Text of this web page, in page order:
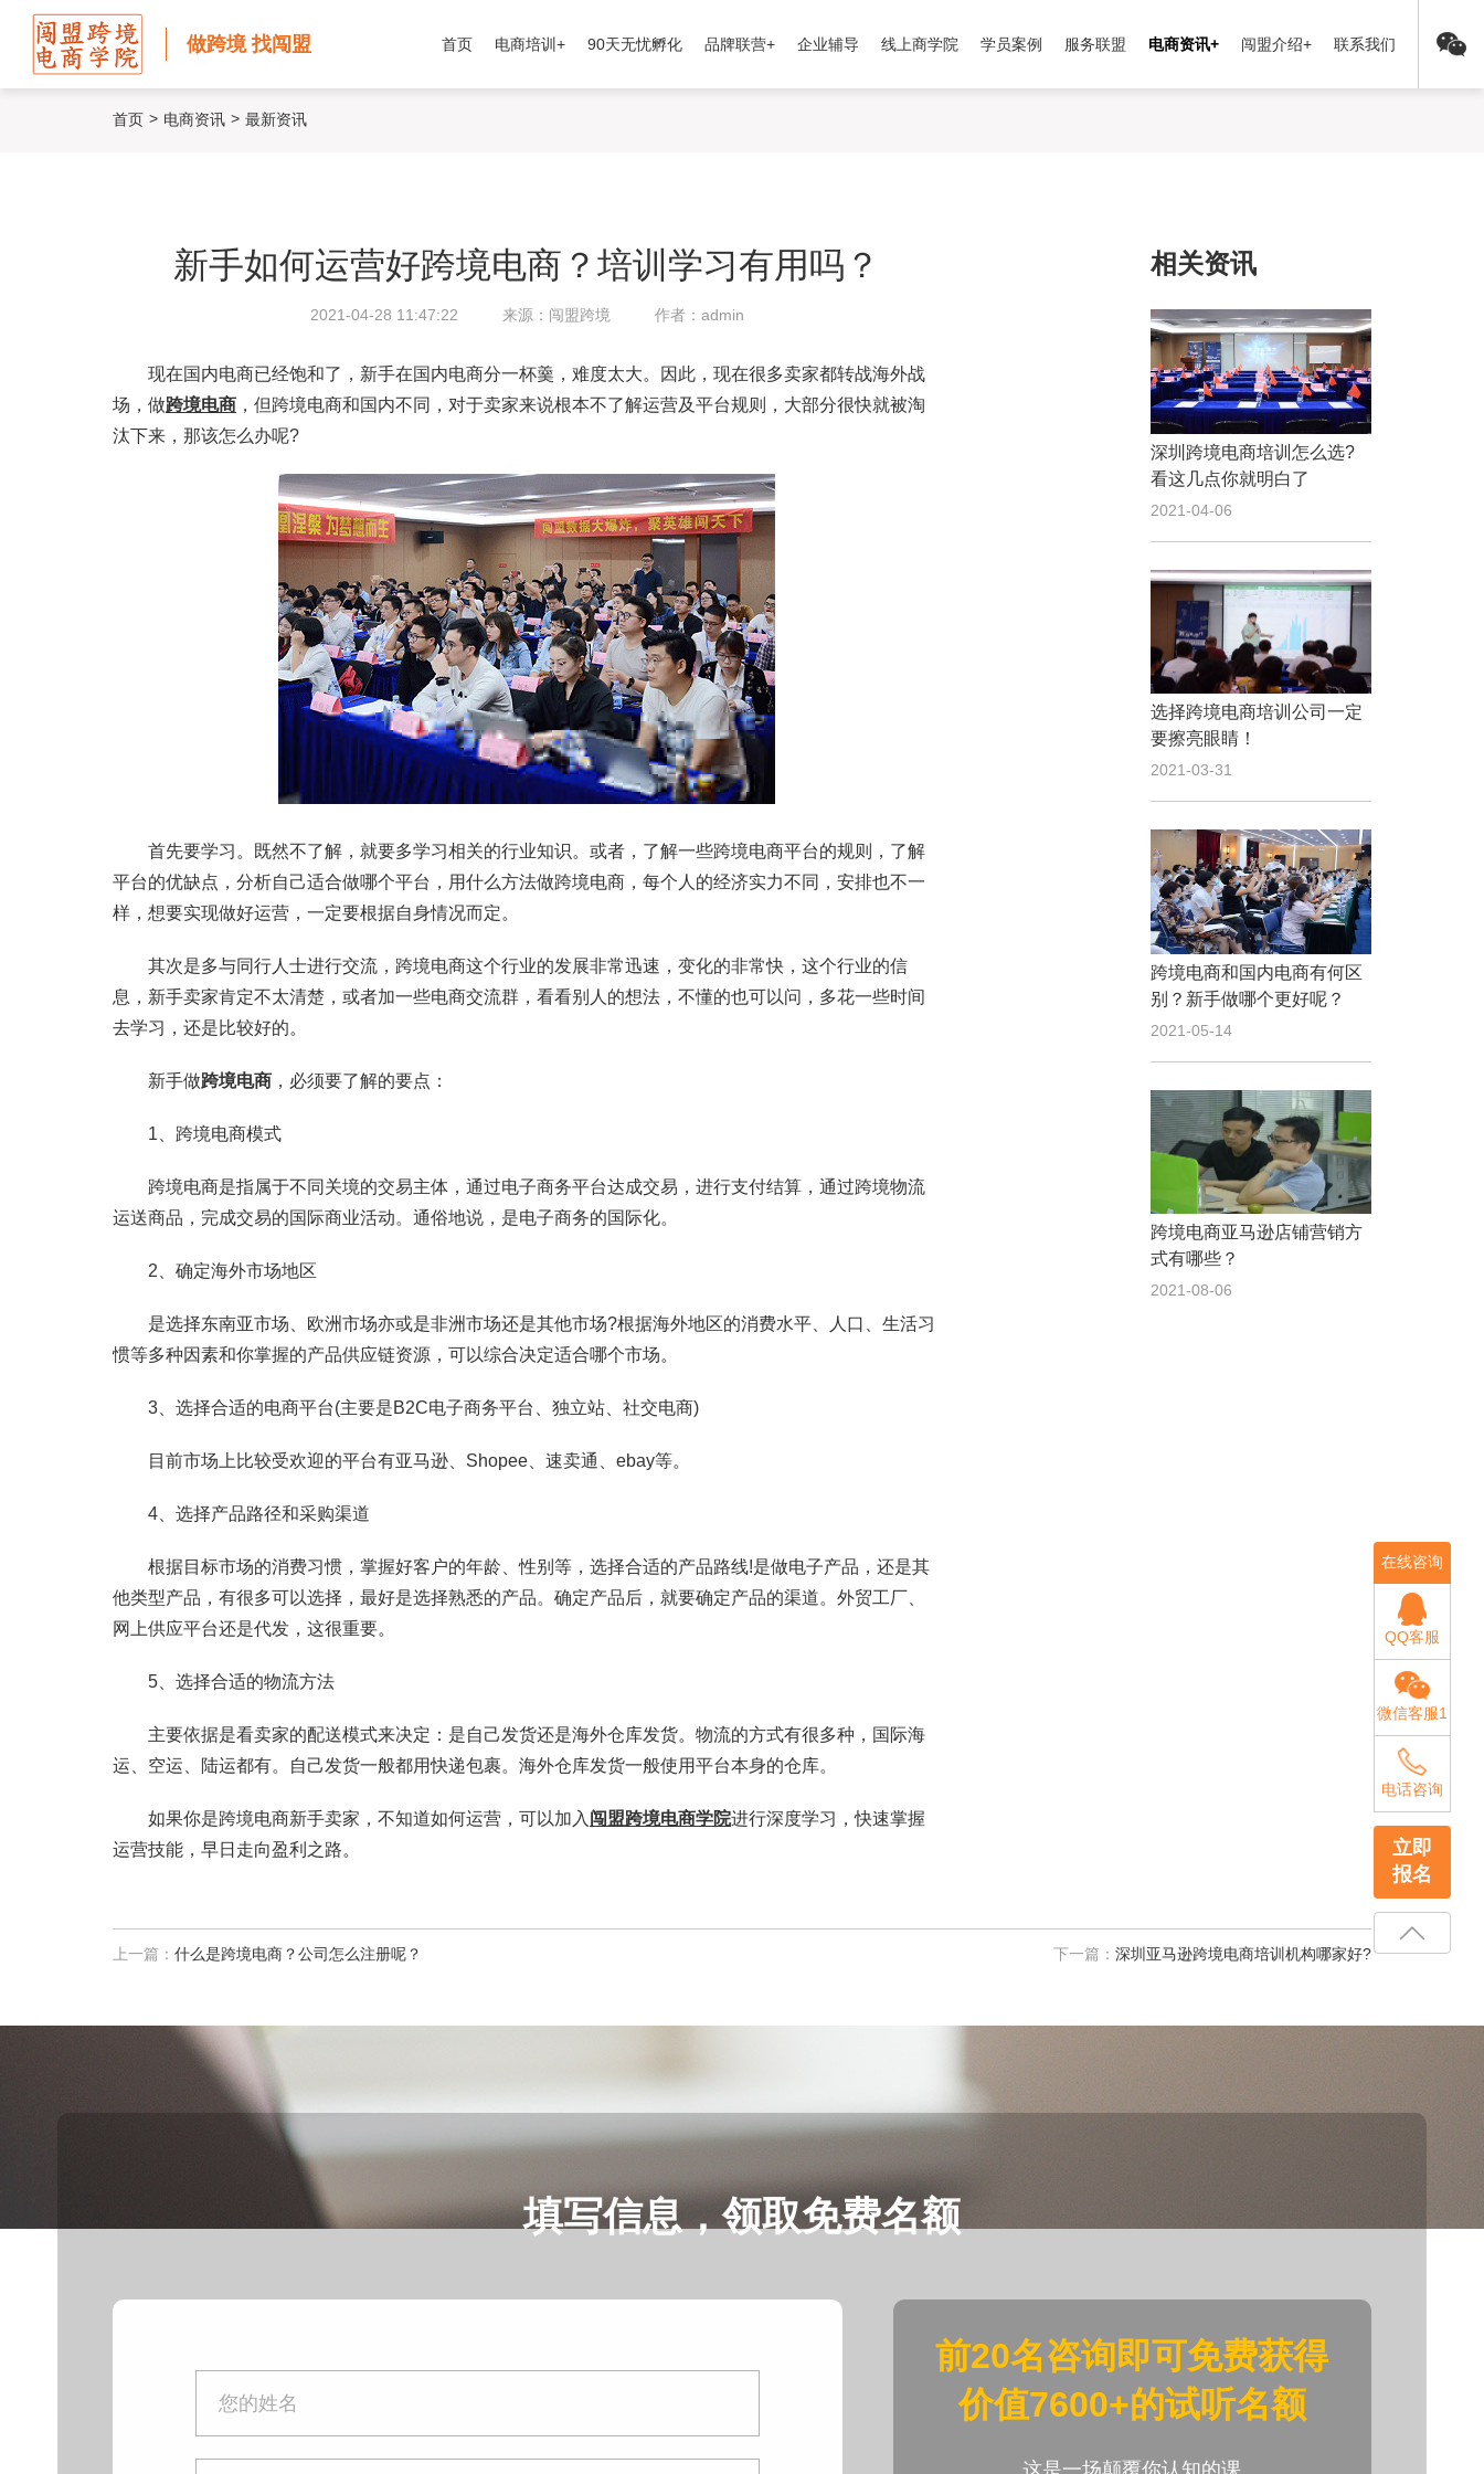
做跨境 找闯盟 首页 电商培训+ 90天无忧孵化 品牌联营+ 企业辅导 线上商学院 学员案例 服务联盟 电商资讯+ 闯盟介绍+ 联系我们
首页 > 电商资讯 > 最新资讯
新手如何运营好跨境电商？培训学习有用吗？
2021-04-28 11:47:22 来源：闯盟跨境 作者：admin
现在国内电商已经饱和了，新手在国内电商分一杯羹，难度太大。因此，现在很多卖家都转战海外战
场，做跨境电商 ，但跨境电商和国内不同，对于卖家来说根本不了解运营及平台规则，大部分很快就被淘
汰下来，那该怎么办呢?
首先要学习。既然不了解，就要多学习相关的行业知识。或者，了解一些跨境电商平台的规则，了解
平台的优缺点，分析自己适合做哪个平台，用什么方法做跨境电商，每个人的经济实力不同，安排也不一
样，想要实现做好运营，一定要根据自身情况而定。
其次是多与同行人士进行交流，跨境电商这个行业的发展非常迅速，变化的非常快，这个行业的信
息，新手卖家肯定不太清楚，或者加一些电商交流群，看看别人的想法，不懂的也可以问，多花一些时间
去学习，还是比较好的。
新手做跨境电商 ，必须要了解的要点：
1、跨境电商模式
跨境电商是指属于不同关境的交易主体，通过电子商务平台达成交易，进行支付结算，通过跨境物流
运送商品，完成交易的国际商业活动。通俗地说，是电子商务的国际化。
2、确定海外市场地区
是选择东南亚市场、欧洲市场亦或是非洲市场还是其他市场?根据海外地区的消费水平、人口、生活习
惯等多种因素和你掌握的产品供应链资源，可以综合决定适合哪个市场。
3、选择合适的电商平台(主要是B2C电子商务平台、独立站、社交电商)
目前市场上比较受欢迎的平台有亚马逊、Shopee、速卖通、ebay等。
4、选择产品路径和采购渠道
根据目标市场的消费习惯，掌握好客户的年龄、性别等，选择合适的产品路线!是做电子产品，还是其
他类型产品，有很多可以选择，最好是选择熟悉的产品。确定产品后，就要确定产品的渠道。外贸工厂、
网上供应平台还是代发，这很重要。
5、选择合适的物流方法
主要依据是看卖家的配送模式来决定：是自己发货还是海外仓库发货。物流的方式有很多种，国际海
运、空运、陆运都有。自己发货一般都用快递包裹。海外仓库发货一般使用平台本身的仓库。
如果你是跨境电商新手卖家，不知道如何运营，可以加入 闯盟跨境电商学院进行深度学习，快速掌握
运营技能，早日走向盈利之路。
相关资讯
深圳跨境电商培训怎么选?
看这几点你就明白了
2021-04-06
选择跨境电商培训公司一定
要擦亮眼睛！
2021-03-31
跨境电商和国内电商有何区
别？新手做哪个更好呢？
2021-05-14
跨境电商亚马逊店铺营销方
式有哪些？
2021-08-06
上一篇： 什么是跨境电商？公司怎么注册呢？ 下一篇： 深圳亚马逊跨境电商培训机构哪家好?
填写信息，领取免费名额
前20名咨询即可免费获得
价值7600+的试听名额
这是一场颠覆你认知的课
在线咨询
QQ客服
微信客服1
电话咨询
立即
报名